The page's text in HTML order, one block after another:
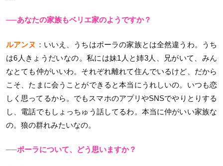
──あなたの家族もベリエ家のようですか？
ルアンヌ ：いいえ、うちはポーラの家族とは全然違うわ。うち
は6人きょうだいなの。私には妹1人と姉3人、兄がいて、みん
なとても仲がいいわ。それぞれ離れて住んでいるけど、だから
こそ、たまに会うことができると本当にうれしいの。いつも恋
しく思ってるから。でもスマホのアプリやSNSでやりとりする
し、電話でもしょっちゅう話してるわ。本当に仲がいい家族な
の。狼の群れみたいなの。
──ポーラについて、どう思いますか？